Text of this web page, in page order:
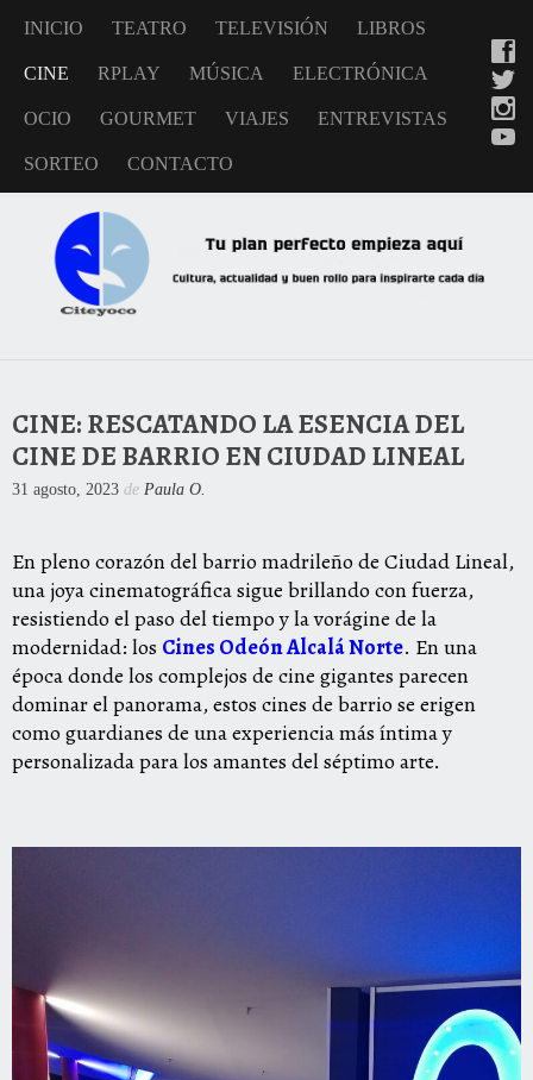
INICIO TEATRO TELEVISIÓN LIBROS
CINE RPLAY MÚSICA ELECTRÓNICA
OCIO GOURMET VIAJES ENTREVISTAS
SORTEO CONTACTO
CINE: RESCATANDO LA ESENCIA DEL
CINE DE BARRIO EN CIUDAD LINEAL
31 agosto, 2023 de Paula O.
En pleno corazón del barrio madrileño de Ciudad Lineal,
una joya cinematográfica sigue brillando con fuerza,
resistiendo el paso del tiempo y la vorágine de la
modernidad: los Cines Odeón Alcalá Norte. En una
época donde los complejos de cine gigantes parecen
dominar el panorama, estos cines de barrio se erigen
como guardianes de una experiencia más íntima y
personalizada para los amantes del séptimo arte.